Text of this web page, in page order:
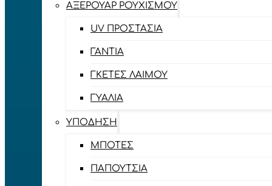
ΑΞΕΡΟΥΆΡ ΡΟΥΧΙΣΜΟΎ
UV ΠΡΟΣΤΑΣΊΑ
ΓΆΝΤΙΑ
ΓΚΈΤΕΣ ΛΑΊΜΟΥ
ΓΥΑΛΙΆ
ΥΠΌΔΗΣΗ
ΜΠΌΤΕΣ
ΠΑΠΟΎΤΣΙΑ